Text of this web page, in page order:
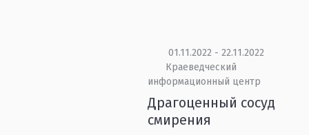
01.11.2022 - 22.11.2022
Краеведческий
информационный центр
Драгоценный сосуд
смирения